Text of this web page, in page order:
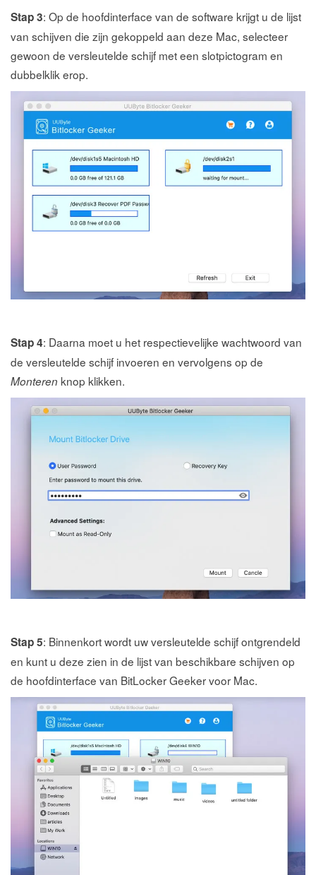
Stap 3: Op de hoofdinterface van de software krijgt u de lijst
van schijven die zijn gekoppeld aan deze Mac, selecteer
gewoon de versleutelde schijf met een slotpictogram en
dubbelklik erop.
Stap 4: Daarna moet u het respectievelijke wachtwoord van
de versleutelde schijf invoeren en vervolgens op de
Monteren knop klikken.
Stap 5: Binnenkort wordt uw versleutelde schijf ontgrendeld
en kunt u deze zien in de lijst van beschikbare schijven op
de hoofdinterface van BitLocker Geeker voor Mac.